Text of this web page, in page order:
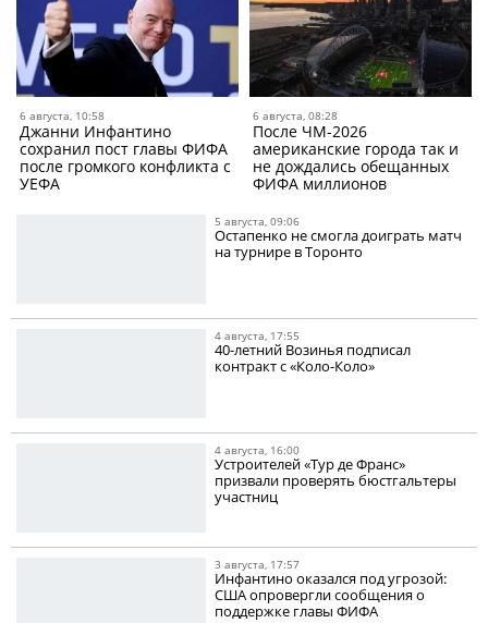
6 августа, 10:58
Джанни Инфантино
сохранил пост главы ФИФА
после громкого конфликта с
УЕФА
6 августа, 08:28
После ЧМ-2026
американские города так и
не дождались обещанных
ФИФА миллионов
5 августа, 09:06
Остапенко не смогла доиграть матч
на турнире в Торонто
4 августа, 17:55
40-летний Возинья подписал
контракт с «Коло-Коло»
4 августа, 16:00
Устроителей «Тур де Франс»
призвали проверять бюстгальтеры
участниц
3 августа, 17:57
Инфантино оказался под угрозой:
США опровергли сообщения о
поддержке главы ФИФА